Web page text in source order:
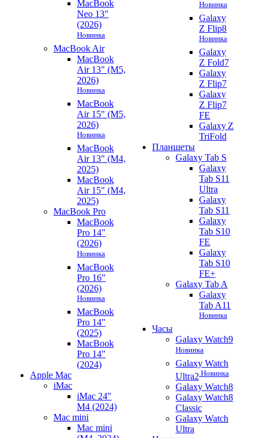
MacBook
Neo 13"
(2026)
Новинка
MacBook Air
MacBook
Air 13" (M5,
2026)
Новинка
MacBook
Air 15" (M5,
2026)
Новинка
MacBook
Air 13" (M4,
2025)
MacBook
Air 15" (M4,
2025)
MacBook Pro
MacBook
Pro 14"
(2026)
Новинка
MacBook
Pro 16"
(2026)
Новинка
MacBook
Pro 14"
(2025)
MacBook
Pro 14"
(2024)
Apple Mac
iMac
iMac 24"
M4 (2024)
Mac mini
Mac mini
Новинка
Galaxy
Z Flip8
Новинка
Galaxy
Z Fold7
Galaxy
Z Flip7
Galaxy
Z Flip7
FE
Galaxy Z
TriFold
Планшеты
Galaxy Tab S
Galaxy
Tab S11
Ultra
Galaxy
Tab S11
Galaxy
Tab S10
FE
Galaxy
Tab S10
FE+
Galaxy Tab A
Galaxy
Tab A11
Новинка
Часы
Galaxy Watch9
Новинка
Galaxy Watch
Ultra2 Новинка
Galaxy Watch8
Galaxy Watch8
Classic
Galaxy Watch
Ultra